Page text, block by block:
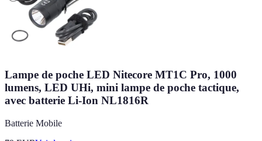
Lampe de poche LED Nitecore MT1C Pro, 1000
lumens, LED UHi, mini lampe de poche tactique,
avec batterie Li-Ion NL1816R
Batterie Mobile